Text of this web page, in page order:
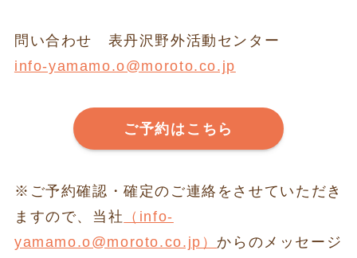
問い合わせ 表丹沢野外活動センター
info-yamamo.o@moroto.co.jp
ご予約はこちら
※ご予約確認・確定のご連絡をさせていただき
ますので、当社
（info-
yamamo.o@moroto.co.jp）からのメッセージ